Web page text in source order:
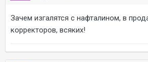
Зачем изгалятся с нафталином, в
корректоров, всяких!